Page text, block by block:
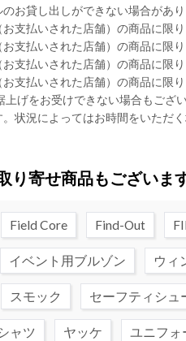
お貸し出しができない場合があ
支払いされた店舗）の商品に限り
支払いされた店舗）の商品に限り
支払いされた店舗）の商品に限り
支払いされた店舗）の商品に限
げをお受けできない場合もござ
状況によってはお時間をいただ
り寄せ商品もございます
Field Core Find-Out
イベント用ブルゾン ウィ
スモック セーフティシュ
ャツ ヤッケ ユニフォ